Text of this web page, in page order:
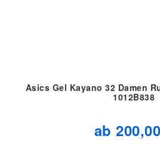
Asics Gel Kayano 32 Damen
1012B838
ab